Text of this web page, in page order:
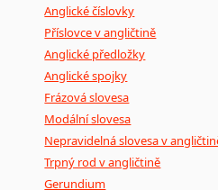
Anglické číslovky
Příslovce v angličtině
Anglické předložky
Anglické spojky
Frázová slovesa
Modální slovesa
Nepravidelná slovesa v
Trpný rod v angličtině
Gerundium